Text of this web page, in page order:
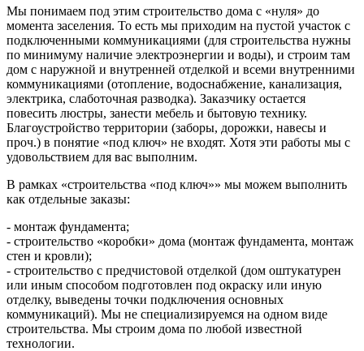
Мы понимаем под этим строительство дома с «нуля» до
момента заселения. То есть мы приходим на пустой участок с
подключенными коммуникациями (для строительства нужны
по минимуму наличие электроэнергии и воды), и строим там
дом с наружной и внутренней отделкой и всеми внутренними
коммуникациями (отопление, водоснабжение, канализация,
электрика, слаботочная разводка). Заказчику остается
повесить люстры, занести мебель и бытовую технику.
Благоустройство территории (заборы, дорожки, навесы и
проч.) в понятие «под ключ» не входят. Хотя эти работы мы с
удовольствием для вас выполним.
В рамках «строительства «под ключ»» мы можем выполнить
как отдельные заказы:
- монтаж фундамента;
- строительство «коробки» дома (монтаж фундамента, монтаж
стен и кровли);
- строительство с предчистовой отделкой (дом оштукатурен
или иным способом подготовлен под окраску или иную
отделку, выведены точки подключения основных
коммуникаций). Мы не специализируемся на одном виде
строительства. Мы строим дома по любой известной
технологии.